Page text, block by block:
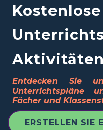
Kostenlose
Aktivitäten
Entdecken Sie
Unterrichtspläne
Fächer und
ERSTELLEN SIE